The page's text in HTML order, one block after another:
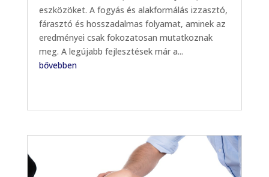
eszközöket. A fogyás és alakformálás izzasztó,
fárasztó és hosszadalmas folyamat, aminek az
eredményei csak fokozatosan mutatkoznak
meg. A legújabb fejlesztések már a...
bővebben